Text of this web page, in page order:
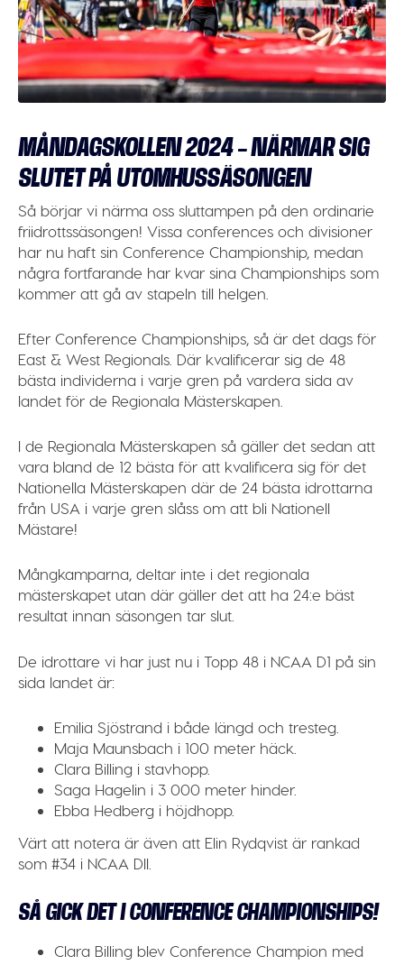
MÅNDAGSKOLLEN 2024 – NÄRMAR SIG
SLUTET PÅ UTOMHUSSÄSONGEN
Så börjar vi närma oss sluttampen på den ordinarie
friidrottssäsongen! Vissa conferences och divisioner
har nu haft sin Conference Championship, medan
några fortfarande har kvar sina Championships som
kommer att gå av stapeln till helgen.
Efter Conference Championships, så är det dags för
East & West Regionals. Där kvalificerar sig de 48
bästa individerna i varje gren på vardera sida av
landet för de Regionala Mästerskapen.
I de Regionala Mästerskapen så gäller det sedan att
vara bland de 12 bästa för att kvalificera sig för det
Nationella Mästerskapen där de 24 bästa idrottarna
från USA i varje gren slåss om att bli Nationell
Mästare!
Mångkamparna, deltar inte i det regionala
mästerskapet utan där gäller det att ha 24:e bäst
resultat innan säsongen tar slut.
De idrottare vi har just nu i Topp 48 i NCAA D1 på sin
sida landet är:
Emilia Sjöstrand i både längd och tresteg.
Maja Maunsbach i 100 meter häck.
Clara Billing i stavhopp.
Saga Hagelin i 3 000 meter hinder.
Ebba Hedberg i höjdhopp.
Värt att notera är även att Elin Rydqvist är rankad
som #34 i NCAA DII.
SÅ GICK DET I CONFERENCE CHAMPIONSHIPS!
Clara Billing blev Conference Champion med